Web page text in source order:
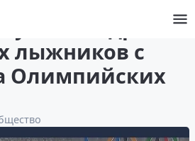
поздравил
лыжников с
Олимпийских